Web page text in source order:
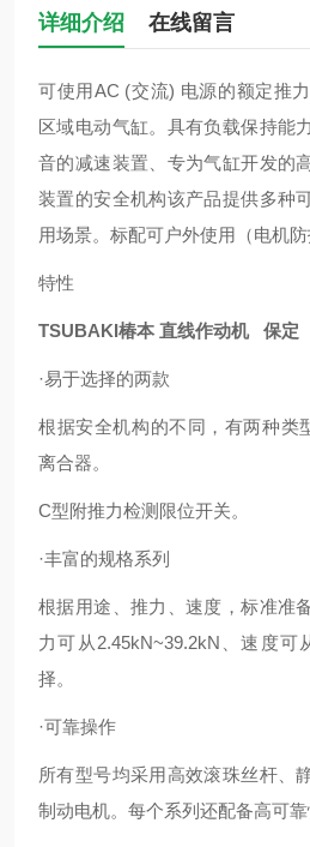
详细介绍 在线留言
可使用AC (交流) 电源的额定推
区域电动气缸。具有负载保持能
音的减速装置、专为气缸开发的
装置的安全机构该产品提供多种
用场景。标配可户外使用（电机防
特性
TSUBAKI椿本 直线作动机 保定
·易于选择的两款
根据安全机构的不同，有两种类
离合器。
C型附推力检测限位开关。
·丰富的规格系列
根据用途、推力、速度，标准准
力可从2.45kN~39.2kN、速度可
择。
·可靠操作
所有型号均采用高效滚珠丝杆、
制动电机。每个系列还配备高可靠